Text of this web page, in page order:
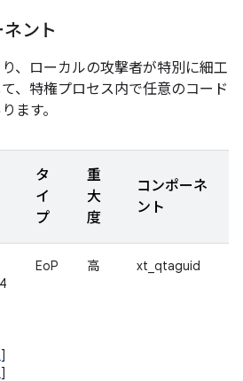
ント
、ローカルの攻撃者が特別に細工
、特権プロセス内で任意のコード
ます。
タ
イ
プ
重
大
度
コンポーネ
ント
]
]
EoP 高 xt_qtaguid